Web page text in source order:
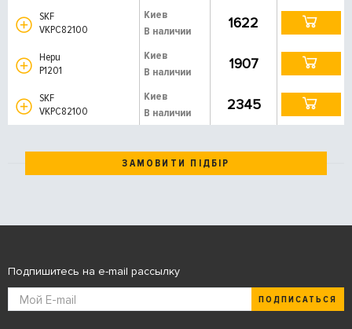
SKF
VKPC82100
Киев
В наличии
1622
Hepu
P1201
Киев
В наличии
1907
SKF
VKPC82100
Киев
В наличии
2345
ЗАМОВИТИ ПІДБІР
Подпишитесь на e-mail рассылку
ПОДПИСАТЬСЯ